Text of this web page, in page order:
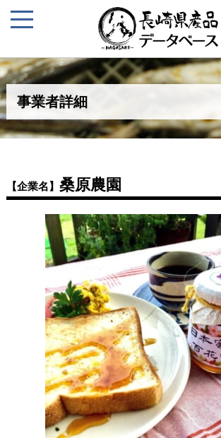
事業者詳細
【企業名】 桑原農園